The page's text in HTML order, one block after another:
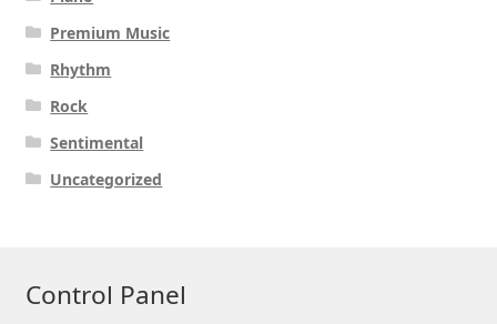
Premium Music
Rhythm
Rock
Sentimental
Uncategorized
Control Panel